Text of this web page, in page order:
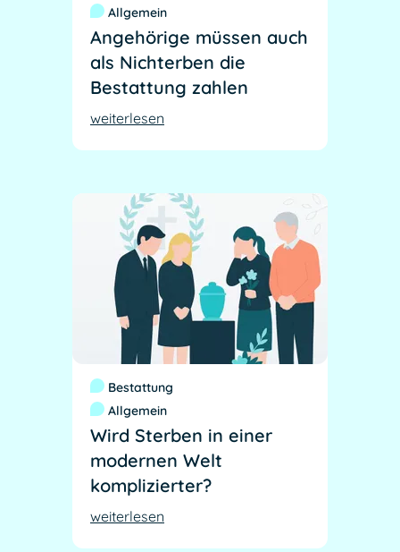
Allgemein
Angehörige müssen auch
als Nichterben die
Bestattung zahlen
weiterlesen
Bestattung
Allgemein
Wird Sterben in einer
modernen Welt
komplizierter?
weiterlesen